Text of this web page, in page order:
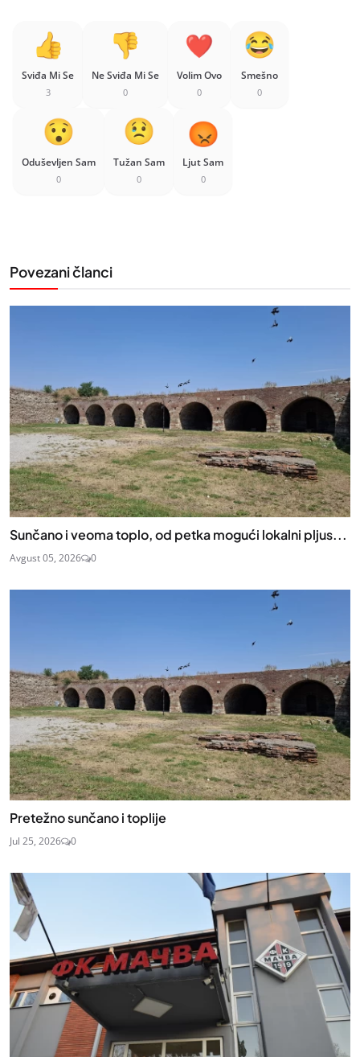
Sviđa Mi Se
3
Ne Sviđa Mi Se
0
Volim Ovo
0
Smešno
0
Oduševljen Sam
0
Tužan Sam
0
Ljut Sam
0
Povezani članci
Sunčano i veoma toplo, od petka mogući lokalni pljus...
Avgust 05, 2026 0
Pretežno sunčano i toplije
Jul 25, 2026 0